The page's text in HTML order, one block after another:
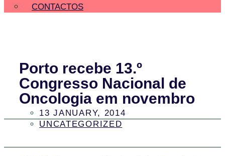
CONTACTOS
Porto recebe 13.º
Congresso Nacional de
Oncologia em novembro
13 JANUARY, 2014
UNCATEGORIZED